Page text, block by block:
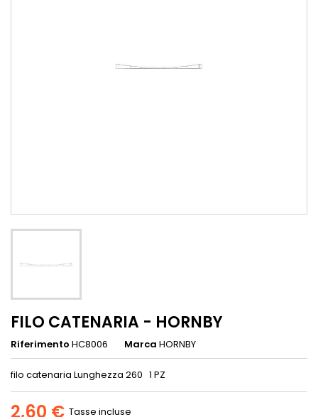
FILO CATENARIA - HORNBY
Riferimento HC8006 Marca HORNBY
filo catenaria Lunghezza 260 1 PZ
2,60 € Tasse incluse